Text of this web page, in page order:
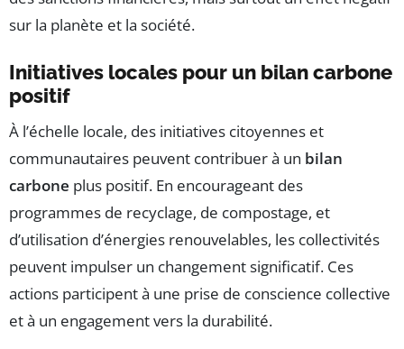
sur la planète et la société.
Initiatives locales pour un bilan carbone
positif
À l’échelle locale, des initiatives citoyennes et
communautaires peuvent contribuer à un bilan
carbone plus positif. En encourageant des
programmes de recyclage, de compostage, et
d’utilisation d’énergies renouvelables, les collectivités
peuvent impulser un changement significatif. Ces
actions participent à une prise de conscience collective
et à un engagement vers la durabilité.